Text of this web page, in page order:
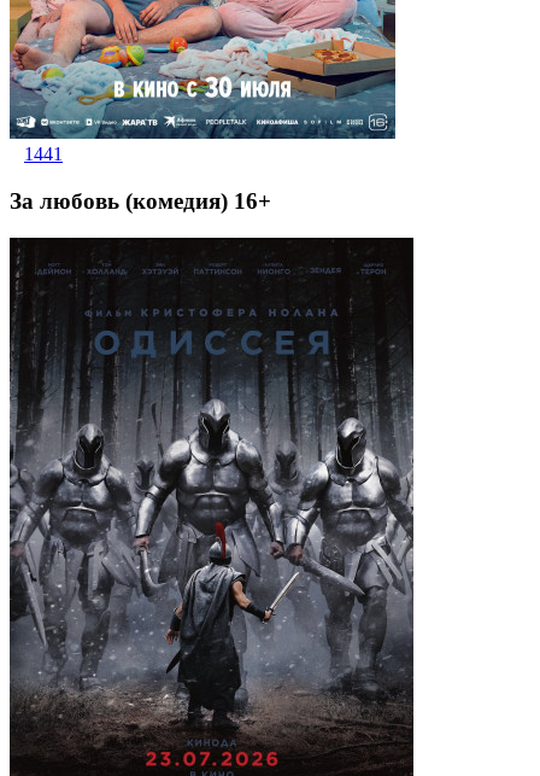
1441
За любовь (комедия) 16+